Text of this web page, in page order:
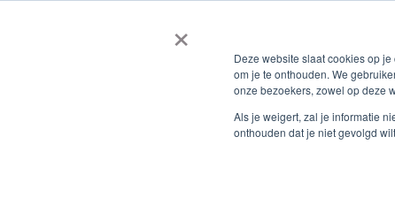
×
Deze website slaat cookies op
om je te onthouden. We
onze bezoekers, zowel op deze
Als je weigert, zal je informatie
onthouden dat je niet gevolgd
Smart e-